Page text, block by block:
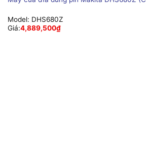
Model: DHS680Z
Giá:4,889,500₫